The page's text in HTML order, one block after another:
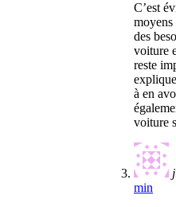
C’est
moyens
des
voiture
reste
à en
voiture
min